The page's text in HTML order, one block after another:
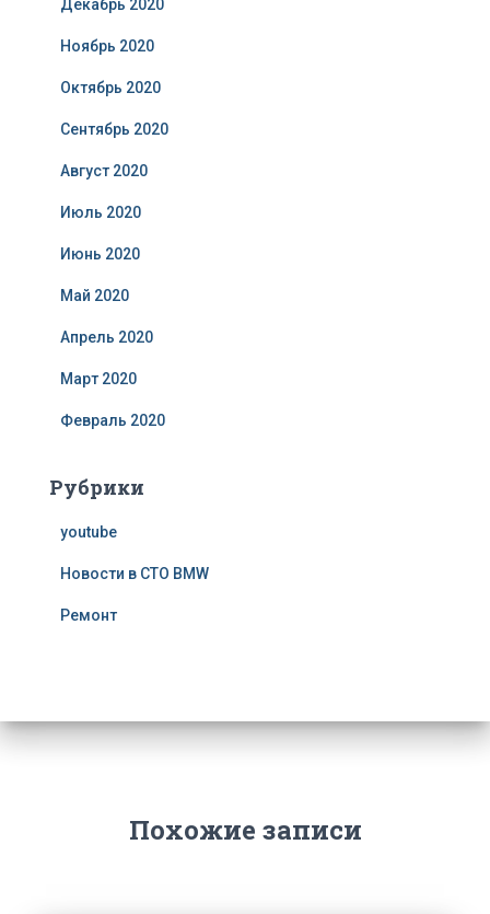
Декабрь 2020
Ноябрь 2020
Октябрь 2020
Сентябрь 2020
Август 2020
Июль 2020
Июнь 2020
Май 2020
Апрель 2020
Март 2020
Февраль 2020
Рубрики
youtube
Новости в СТО BMW
Ремонт
Похожие записи